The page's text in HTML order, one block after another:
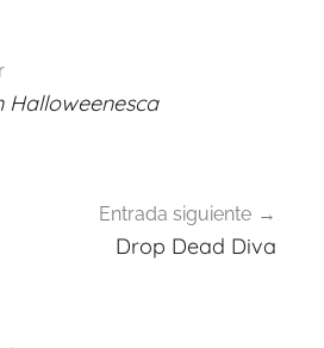
Halloweenesca
Entrada siguiente
Drop Dead Diva